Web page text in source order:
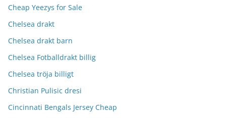
Cheap Yeezys for Sale
Chelsea drakt
Chelsea drakt barn
Chelsea Fotballdrakt billig
Chelsea tröja billigt
Christian Pulisic dresi
Cincinnati Bengals Jersey Cheap